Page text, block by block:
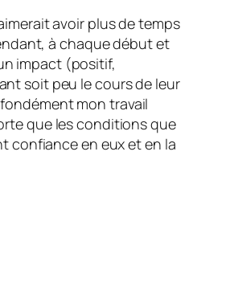
avoir plus de temps
à chaque début et
impact (positif,
soit peu le cours de leur
mon travail
que les conditions que
confiance en eux et en la